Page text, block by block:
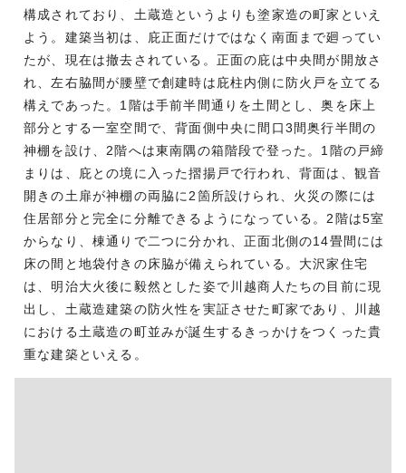
構成されており、土蔵造というよりも塗家造の町家といえ
よう。建築当初は、庇正面だけではなく南面まで廻ってい
たが、現在は撤去されている。正面の庇は中央間が開放さ
れ、左右脇間が腰壁で創建時は庇柱内側に防火戸を立てる
構えであった。1階は手前半間通りを土間とし、奥を床上
部分とする一室空間で、背面側中央に間口3間奥行半間の
神棚を設け、2階へは東南隅の箱階段で登った。1階の戸締
まりは、庇との境に入った摺揚戸で行われ、背面は、観音
開きの土扉が神棚の両脇に2箇所設けられ、火災の際には
住居部分と完全に分離できるようになっている。2階は5室
からなり、棟通りで二つに分かれ、正面北側の14畳間には
床の間と地袋付きの床脇が備えられている。大沢家住宅
は、明治大火後に毅然とした姿で川越商人たちの目前に現
出し、土蔵造建築の防火性を実証させた町家であり、川越
における土蔵造の町並みが誕生するきっかけをつくった貴
重な建築といえる。